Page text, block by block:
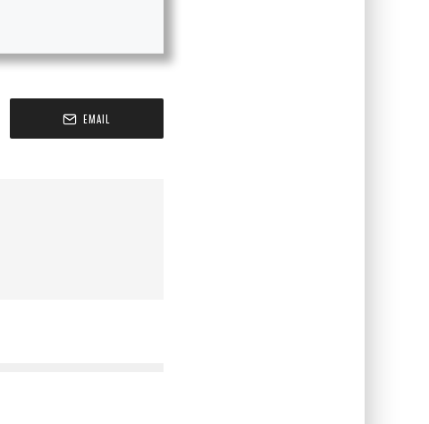
EMAIL